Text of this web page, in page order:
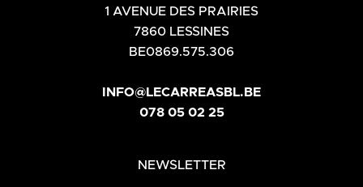
1 AVENUE DES PRAIRIES
7860 LESSINES
BE0869.575.306
INFO@LECARREASBL.BE
078 05 02 25
NEWSLETTER